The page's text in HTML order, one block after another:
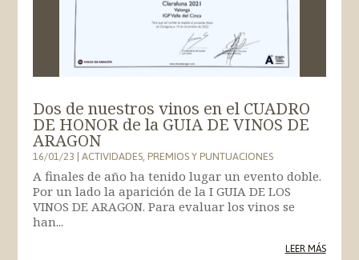
Dos de nuestros vinos en el CUADRO
DE HONOR de la GUIA DE VINOS DE
ARAGON
16/01/23|ACTIVIDADES,PREMIOS Y PUNTUACIONES
A finales de año ha tenido lugar un evento doble.
Por un lado la aparición de la I GUIA DE LOS
VINOS DE ARAGON. Para evaluar los vinos se
han...
LEER MÁS